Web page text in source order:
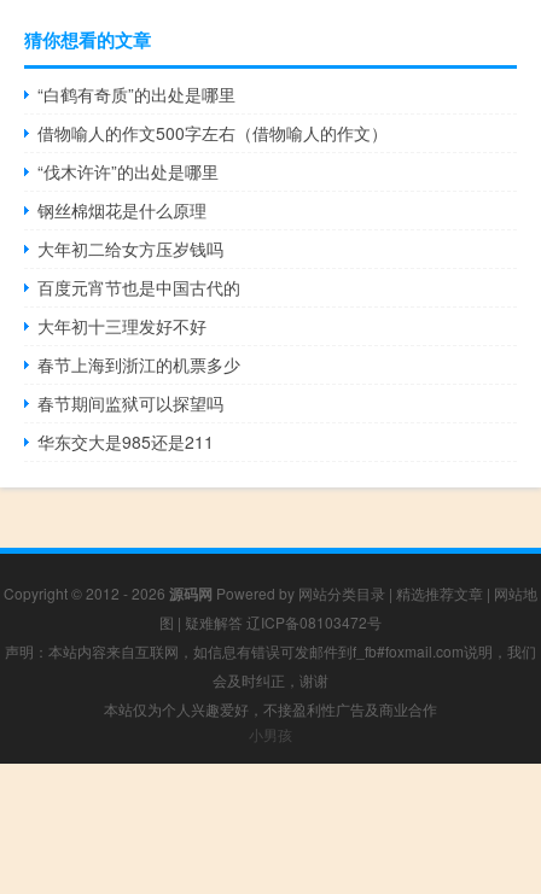
猜你想看的文章
“白鹤有奇质”的出处是哪里
借物喻人的作文500字左右（借物喻人的作文）
“伐木许许”的出处是哪里
钢丝棉烟花是什么原理
大年初二给女方压岁钱吗
百度元宵节也是中国古代的
大年初十三理发好不好
春节上海到浙江的机票多少
春节期间监狱可以探望吗
华东交大是985还是211
Copyright © 2012 - 2026 源码网 Powered by 网站分类目录 | 精选推荐文章 | 网站地
图 | 疑难解答 辽ICP备08103472号
声明：本站内容来自互联网，如信息有错误可发邮件到f_fb#foxmail.com说明，我们
会及时纠正，谢谢
本站仅为个人兴趣爱好，不接盈利性广告及商业合作
小男孩